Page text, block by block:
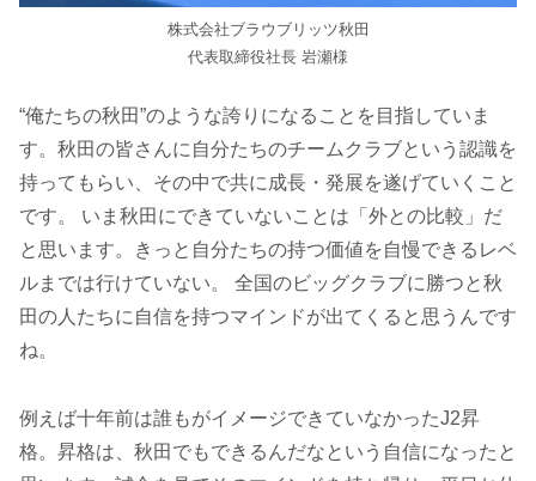
株式会社ブラウブリッツ秋田
代表取締役社長 岩瀬様
“俺たちの秋田”のような誇りになることを目指していま
す。秋田の皆さんに自分たちのチームクラブという認識を
持ってもらい、その中で共に成長・発展を遂げていくこと
です。 いま秋田にできていないことは「外との比較」だ
と思います。きっと自分たちの持つ価値を自慢できるレベ
ルまでは行けていない。 全国のビッグクラブに勝つと秋
田の人たちに自信を持つマインドが出てくると思うんです
ね。
例えば十年前は誰もがイメージできていなかったJ2昇
格。昇格は、秋田でもできるんだなという自信になったと